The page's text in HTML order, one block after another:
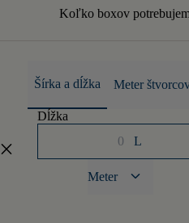
Koľko boxov
Šírka a dĺžka Meter
close
Dĺžka
L
Meter keyboard_arrow_down